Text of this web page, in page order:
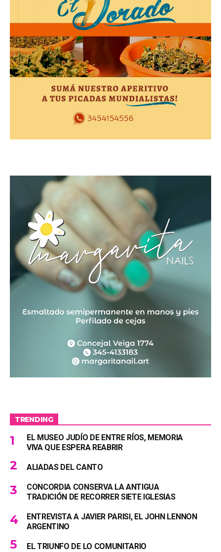
TRENDING
EL MUSEO JUDÍO DE ENTRE RÍOS, MEMORIA
VIVA QUE ESPERA REABRIR
ALIADAS DEL CANTO
CONCORDIA CONSERVA LA ANTIGUA
TRADICIÓN DE RECORRER SIETE IGLESIAS
ENTREVISTA A JAVIER PARISI, EL JOHN LENNON
ARGENTINO
EL TRIUNFO DE LO COMUNITARIO